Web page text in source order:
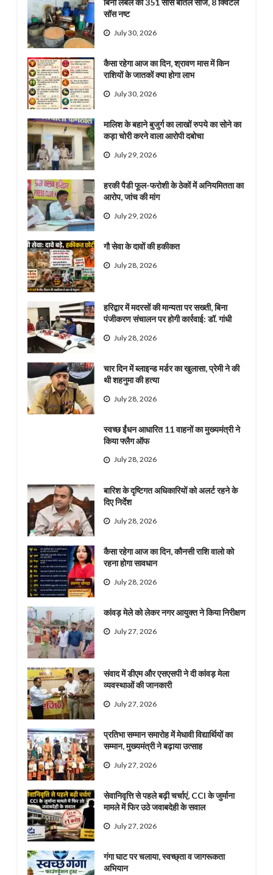
बिना लेबल की 351 सॉस बोतलें सीज, 8 क्विंटल
सॉस नष्ट
July 30, 2026
कैसा रहेगा आज का दिन, श्रावण मास में किन
राशियों के जातकों क्या होगा लाभ
July 30, 2026
मालिश के बहाने बुजुर्ग का लाखों रुपये का सोने का
कड़ा चोरी करने वाला आरोपी दबोचा
July 29, 2026
हरकी पैडी फूल-फरोशी के ठेकों में अनियमितता का
आरोप, जांच की मांग
July 29, 2026
गौ सेवा के दावों की हकीकत
July 28, 2026
हरिद्वार में मदरसों की मान्यता पर सख्ती, बिना
पंजीकरण संचालन पर होगी कार्रवाई: डॉ. गांधी
July 28, 2026
चार दिन में ब्लाइन्ड मर्डर का खुलासा, प्रेमी ने की
थी शहनुमा की हत्या
July 28, 2026
स्वच्छ ईंधन आधारित 11 वाहनों का मुख्यमंत्री ने
किया फ्लैग ऑफ
July 28, 2026
बारिश के दृष्टिगत अधिकारियों को अलर्ट रहने के
दिए निर्देश
July 28, 2026
कैसा रहेगा आज का दिन, कौनसी राशि वालो को
रहना होगा सावधान
July 28, 2026
कांवड़ मेले को लेकर नगर आयुक्त ने किया निरीक्षण
July 27, 2026
संवाद में डीएम और एसएसपी ने दी कांवड़ मेला
व्यवस्थाओं की जानकारी
July 27, 2026
प्रतिभा सम्मान समारोह में मेधावी विद्यार्थियों का
सम्मान, मुख्यमंत्री ने बढ़ाया उत्साह
July 27, 2026
सेवानिवृत्ति से पहले बढ़ी चर्चाएं, CCI के जुर्माना
मामले में फिर उठे जवाबदेही के सवाल
July 27, 2026
गंगा घाट पर चलाया, स्वच्छ्ता व जागरूकता
अभियान